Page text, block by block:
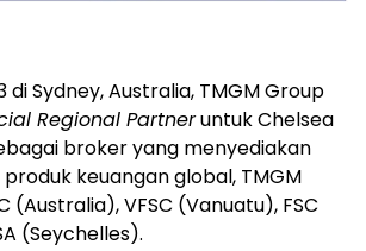
di Sydney, Australia, TMGM Group
Regional Partneruntuk Chelsea
broker yang menyediakan
produk keuangan global, TMGM
(Australia), VFSC (Vanuatu), FSC
(Seychelles).